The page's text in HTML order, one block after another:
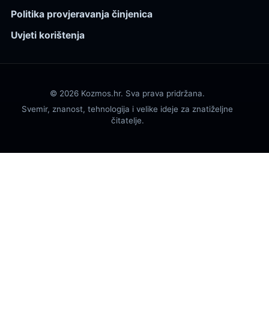
Politika provjeravanja činjenica
Uvjeti korištenja
© 2026 Kozmos.hr. Sva prava pridržana.
Svemir, znanost, tehnologija i velike ideje za znatiželjne
čitatelje.